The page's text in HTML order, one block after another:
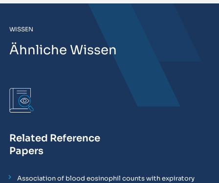
WISSEN
Ähnliche Wissen
Related Reference
Papers
Association of blood eosinophil counts with expiratory